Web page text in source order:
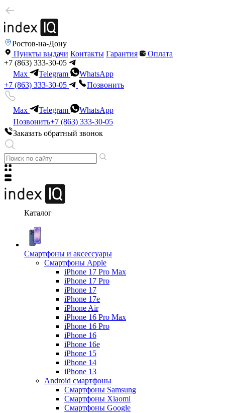
Ростов-на-Дону
Пункты выдачи Контакты Гарантия
Оплата
+7 (863) 333-30-05
Max
Telegram
WhatsApp
+7 (863) 333-30-05
Позвонить
Max Telegram
WhatsApp
Позвонить+7 (863) 333-30-05
Заказать обратный звонок
Каталог
Смартфоны и аксессуары
Смартфоны Apple
iPhone 17 Pro Max
iPhone 17 Pro
iPhone 17
iPhone 17e
iPhone Air
iPhone 16 Pro Max
iPhone 16 Pro
iPhone 16
iPhone 16e
iPhone 15
iPhone 14
iPhone 13
Android cмартфоны
Смартфоны Samsung
Смартфоны Xiaomi
Смартфоны Google